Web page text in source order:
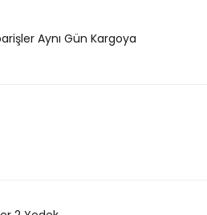
Aynı Gün Kargoya